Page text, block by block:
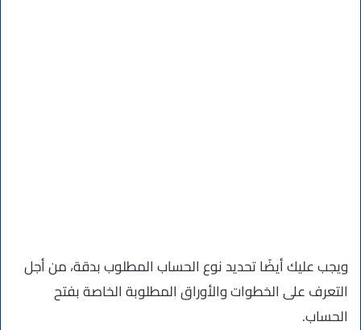
ويجب عليك أيضًا تحديد نوع الحساب المطلوب بدقة، من أجل
التعرف على الخطوات والأوراق المطلوبة الخاصة بفتح
الحساب.